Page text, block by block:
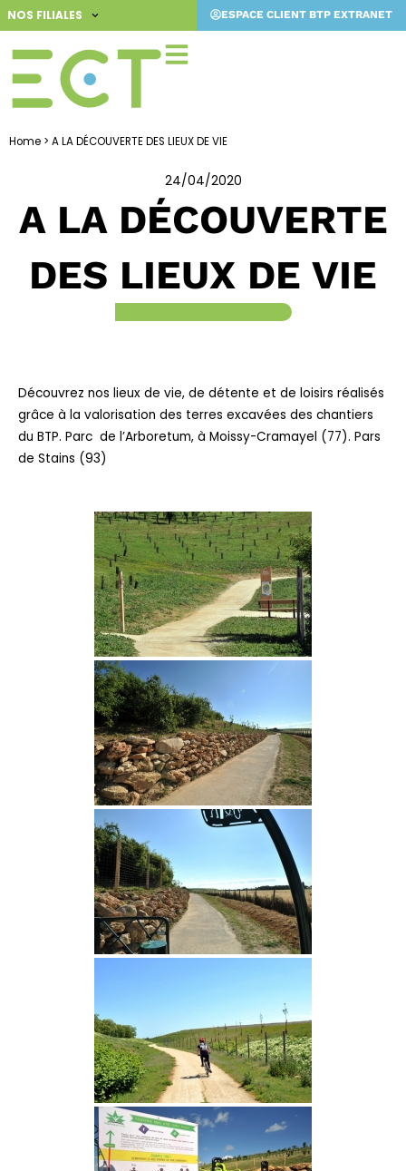
Aller
au
contenu
NOS FILIALES ESPACE CLIENT BTP EXTRANET
Home > A LA DÉCOUVERTE DES LIEUX DE VIE
24/04/2020
A LA DÉCOUVERTE
DES LIEUX DE VIE
Découvrez nos lieux de vie, de détente et de loisirs réalisés
grâce à la valorisation des terres excavées des chantiers
du BTP. Parc de l’Arboretum, à Moissy-Cramayel (77). Pars
de Stains (93)